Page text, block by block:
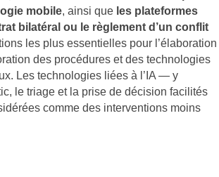
mobile, ainsi que les plateformes
bilatéral ou le règlement d’un conflit
les plus essentielles pour l’élaboration
des procédures et des technologies
Les technologies liées à l’IA — y
le triage et la prise de décision facilités
comme des interventions moins